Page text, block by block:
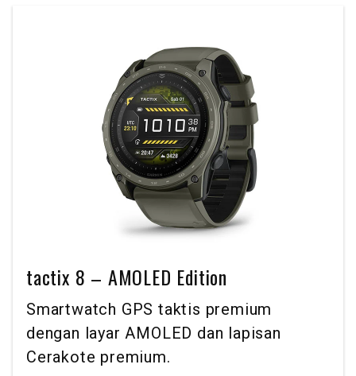
tactix 8 – AMOLED Edition
Smartwatch GPS taktis premium
dengan layar AMOLED dan lapisan
Cerakote premium.